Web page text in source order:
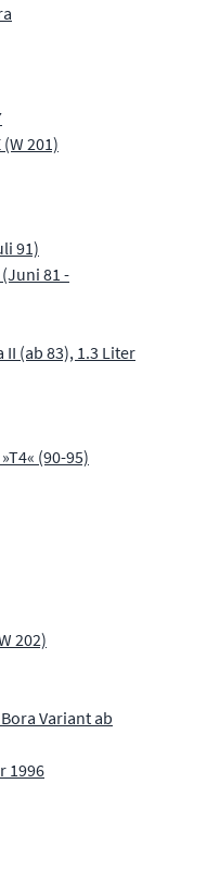
201)
91)
(Juni 81 -
II (ab 83), 1.3 Liter
(90-95)
202)
Variant ab
1996